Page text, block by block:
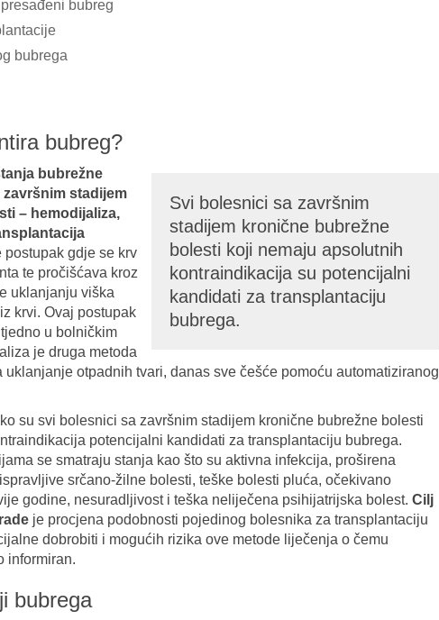
bubreg
bubrega
bubreg?
Svi bolesnici sa završnim
stadijem kronične bubrežne
bolesti koji nemaju apsolutnih
kontraindikacija su potencijalni
kandidati za transplantaciju
bubrega.
bubrežne
stadijem
– hemodijaliza,
postupak gdje se krv
te pročišćava kroz
uklanjanju viška
krvi. Ovaj postupak
u bolničkim
je druga metoda
uklanjanje otpadnih tvari, danas sve češće pomoću automatiziranog
su svi bolesnici sa završnim stadijem kronične bubrežne bolesti
potencijalni kandidati za transplantaciju bubrega.
se smatraju stanja kao što su aktivna infekcija, proširena
srčano-žilne bolesti, teške bolesti pluća, očekivano
godine, nesuradljivost i teška neliječena psihijatrijska bolest. Cilj
je procjena podobnosti pojedinog bolesnika za transplantaciju
dobrobiti i mogućih rizika ove metode liječenja o čemu
informiran.
bubrega